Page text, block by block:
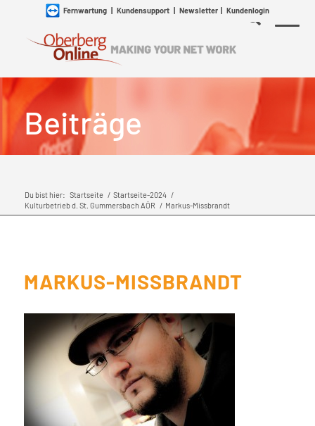
Fernwartung| Kundensupport| Newsletter| Kundenlogin
Beiträge
Du bist hier: Startseite / Startseite-2024 /
Kulturbetrieb d. St. Gummersbach AÖR / Markus-Missbrandt
MARKUS-MISSBRANDT